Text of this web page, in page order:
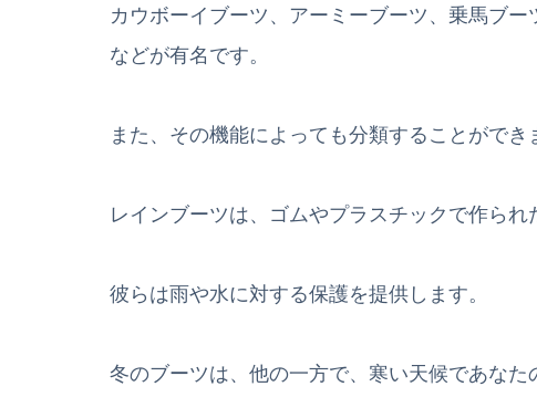
カウボーイブーツ、アーミーブーツ、乗馬ブ
などが有名です。
また、その機能によっても分類することができ
レインブーツは、ゴムやプラスチックで作られ
彼らは雨や水に対する保護を提供します。
冬のブーツは、他の一方で、寒い天候であなた